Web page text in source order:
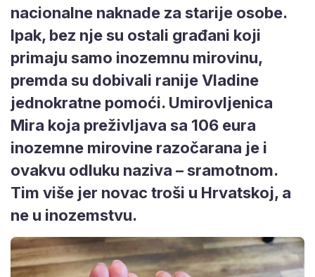
nacionalne naknade za starije osobe.
Ipak, bez nje su ostali građani koji
primaju samo inozemnu mirovinu,
premda su dobivali ranije Vladine
jednokratne pomoći. Umirovljenica
Mira koja preživljava sa 106 eura
inozemne mirovine razočarana je i
ovakvu odluku naziva – sramotnom.
Tim više jer novac troši u Hrvatskoj, a
ne u inozemstvu.